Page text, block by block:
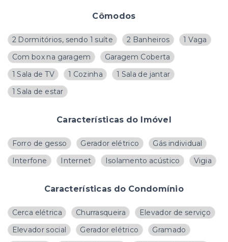
Cômodos
2 Dormitórios, sendo 1 suíte 2 Banheiros
1 Vaga
Com box na garagem
Garagem Coberta
1 Sala de TV
1 Cozinha
1 Sala de jantar
1 Sala de estar
Características do Imóvel
Forro de gesso Gerador elétrico
Gás individual
Interfone
Internet Isolamento acústico Vigia
Características do Condomínio
Cerca elétrica Churrasqueira
Elevador de serviço
Elevador social
Gerador elétrico
Gramado